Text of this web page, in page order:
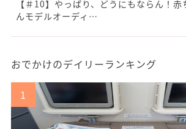
【＃10】やっぱり、どうにもならん！赤
んモデルオーディ…
おでかけのデイリーランキング